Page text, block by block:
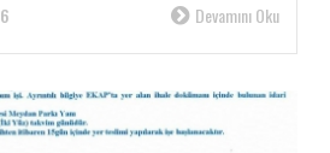
Devamını Oku